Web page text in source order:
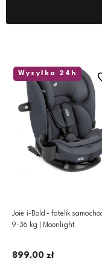
Wysyłka 24h
Joie i-Bold - fotelik
9-36 kg | Moonlight
899,00 zł